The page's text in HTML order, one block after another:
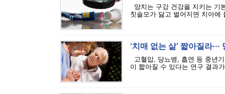
양치는 구강 건강을 지키는 기
칫솔모가 닳고 벌어지면 치아에
‘치매 없는 삶’ 짧아질라
고혈압, 당뇨병, 흡연 등 중년
이 짧아질 수 있다는 연구 결과